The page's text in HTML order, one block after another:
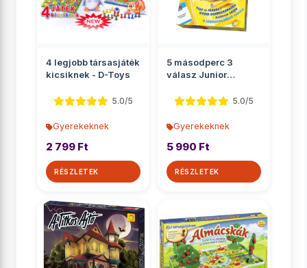
4 legjobb társasjáték
kicsiknek - D-Toys
5.0/5
Gyerekeknek
2 799 Ft
RÉSZLETEK
5 másodperc 3
válasz Junior
5.0/5
Gyerekeknek
5 990 Ft
RÉSZLETEK